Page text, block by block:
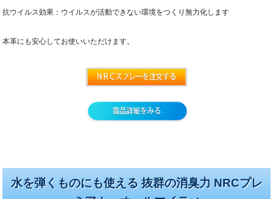
抗ウイルス効果：ウイルスが活動できない環境をつくり無力化します
本革にも安心してお使いいただけます。
水を弾くものにも使える 抜群の消臭力 NRCプレ